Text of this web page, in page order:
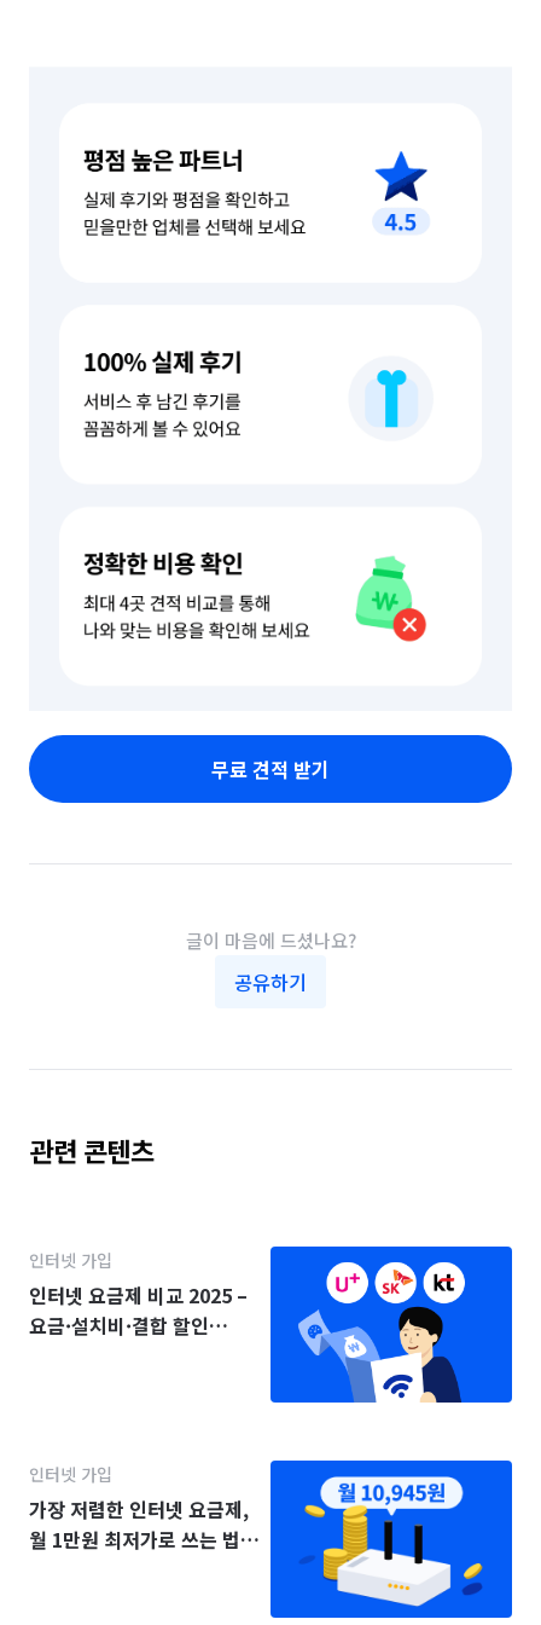
무료 견적 받기
글이 마음에 드셨나요?
공유하기
관련 콘텐츠
인터넷 가입
인터넷 요금제 비교 2025 –
요금·설치비·결합 할인
인터넷 가입
가장 저렴한 인터넷 요금제,
월 1만원 최저가로 쓰는 법